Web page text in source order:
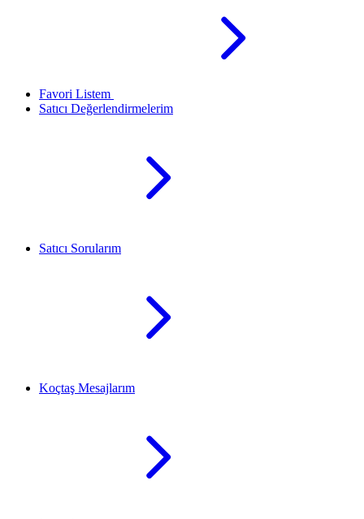
Favori Listem
Satıcı Değerlendirmelerim
Satıcı Sorularım
Koçtaş Mesajlarım